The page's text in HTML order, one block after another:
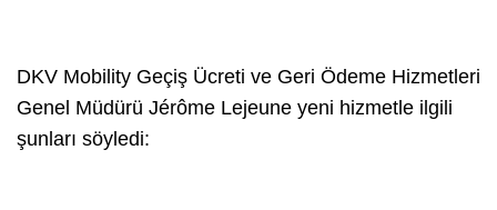
DKV Mobility Geçiş Ücreti ve Geri Ödeme Hizmetleri
Genel Müdürü Jérôme Lejeune yeni hizmetle ilgili
şunları söyledi: